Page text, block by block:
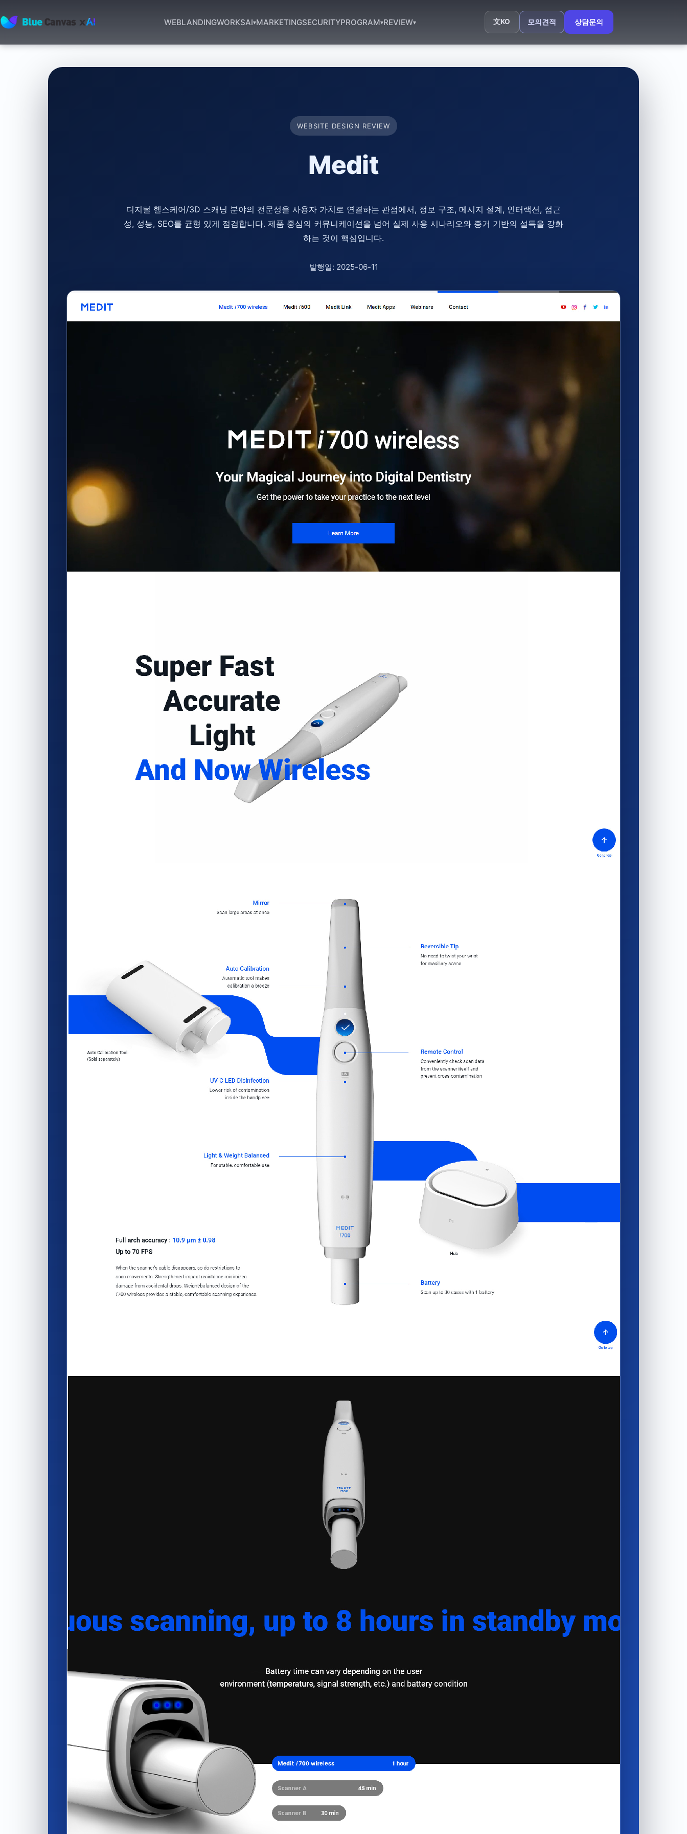
BLUECANVAS
WEBLANDINGWORKSAI▾MARKETINGSECURITYPROGRAM▾REVIEW▾ 文KO 모의견적 상담문의
WEBSITE DESIGN REVIEW
Medit
디지털 헬스케어/3D 스캐닝 분야의 전문성을 사용자 가치로 연결하는 관점에서, 정보 구조, 메시지 설계, 인터랙션, 접근
성, 성능, SEO를 균형 있게 점검합니다. 제품 중심의 커뮤니케이션을 넘어 실제 사용 시나리오와 증거 기반의 설득을 강화
하는 것이 핵심입니다.
발행일: 2025-06-11